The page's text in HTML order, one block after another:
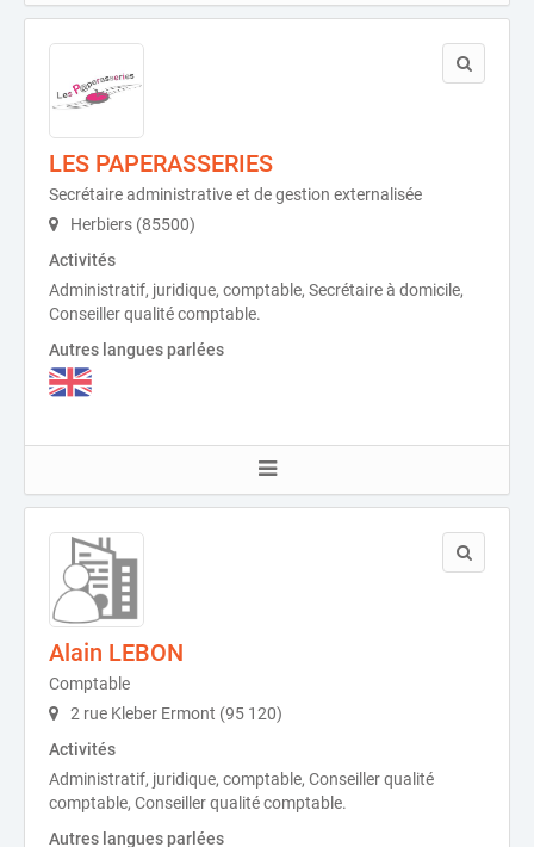
LES PAPERASSERIES
Secrétaire administrative et de gestion externalisée
Herbiers (85500)
Activités
Administratif, juridique, comptable, Secrétaire à domicile,
Conseiller qualité comptable.
Autres langues parlées
Alain LEBON
Comptable
2 rue Kleber Ermont (95 120)
Activités
Administratif, juridique, comptable, Conseiller qualité
comptable, Conseiller qualité comptable.
Autres langues parlées